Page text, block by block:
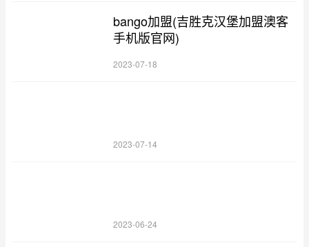
bango加盟(吉胜克汉堡加盟澳客
手机版官网)
2023-07-18
2023-07-14
2023-06-24